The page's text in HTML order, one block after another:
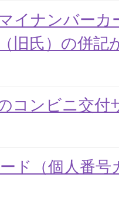
イナンバーカ
旧氏）の併記
コンビニ交付
ド（個人番号